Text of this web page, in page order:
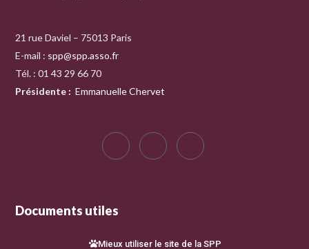
21 rue Daviel – 75013 Paris
E-mail : spp@spp.asso.fr
Tél. : 01 43 29 66 70
Présidente : Emmanuelle Chervet
Documents utiles
Mieux utiliser le site de la SPP